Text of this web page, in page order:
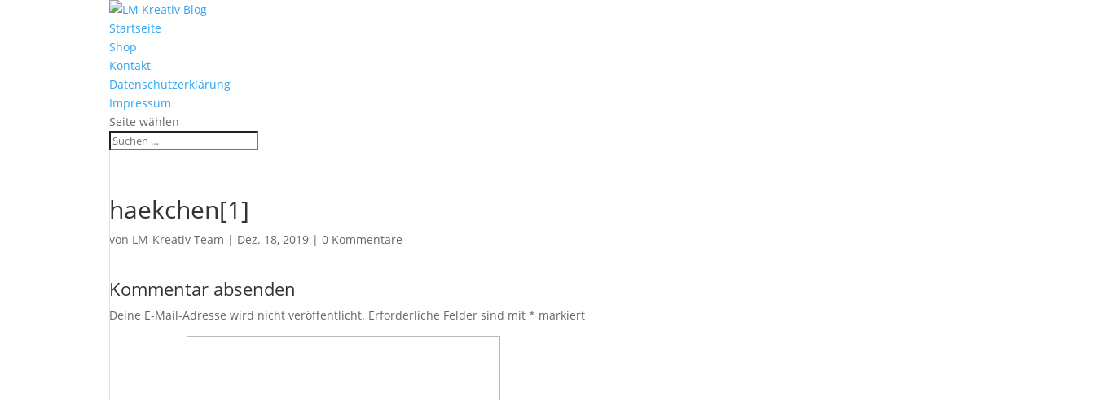
Startseite
Shop
Kontakt
Datenschutzerklärung
Impressum
Seite wählen
haekchen[1]
von LM-Kreativ Team | Dez. 18, 2019 |0 Kommentare
Kommentar absenden
Deine E-Mail-Adresse wird nicht veröffentlicht. Erforderliche Felder sind mit* markiert